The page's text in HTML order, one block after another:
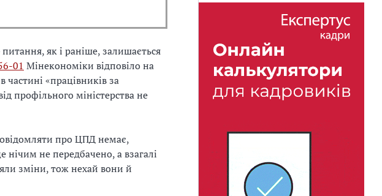
як і раніше, залишається
01 Мінекономіки відповіло на
«працівників за
профільного міністерства не
про ЦПД немає,
не передбачено, а взагалі
зміни, тож нехай вони й